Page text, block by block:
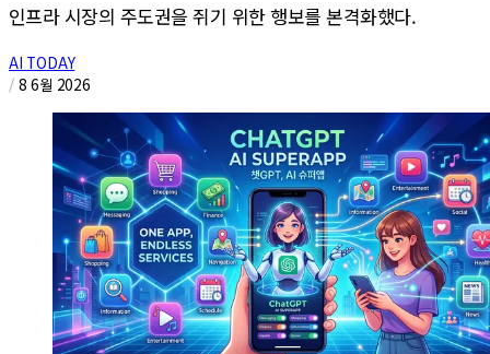
인프라 시장의 주도권을 쥐기 위한 행보를 본격화했다.
AI TODAY
/ 8 6월 2026